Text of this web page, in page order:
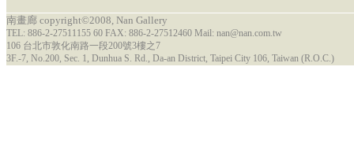
南畫廊 copyright©2008, Nan Gallery
TEL: 886-2-27511155 60 FAX: 886-2-27512460 Mail: nan@nan.com.tw
106 台北市敦化南路一段200號3樓之7
3F.-7, No.200, Sec. 1, Dunhua S. Rd., Da-an District, Taipei City 106, Taiwan (R.O.C.)